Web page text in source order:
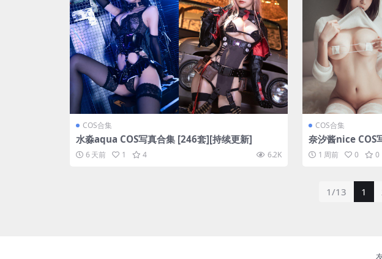
COS合集
水淼aqua COS写真合集 [246套][持续更新]
6 天前 1 4 6.2K
COS合集
奈汐酱nice COS
1 周前 0 0
1/13 1